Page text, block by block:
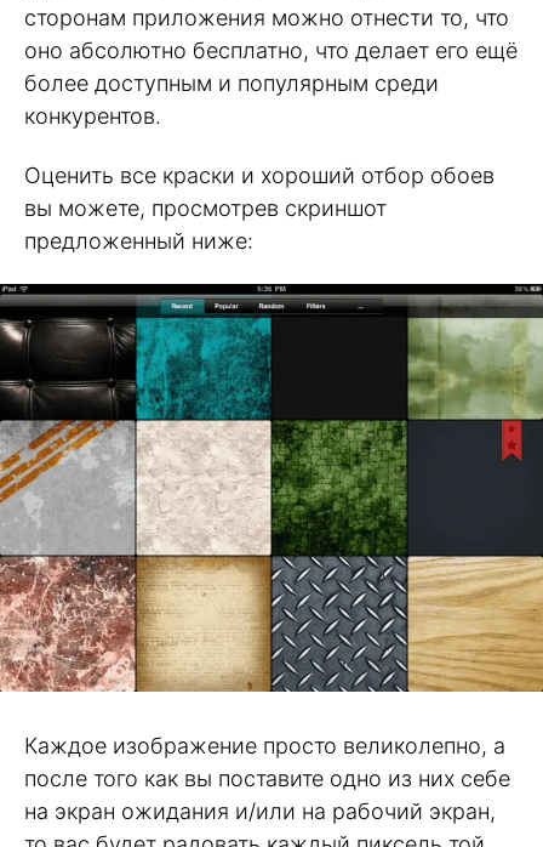
сторонам приложения можно отнести то, что
оно абсолютно бесплатно, что делает его ещё
более доступным и популярным среди
конкурентов.
Оценить все краски и хороший отбор обоев
вы можете, просмотрев скриншот
предложенный ниже:
Каждое изображение просто великолепно, а
после того как вы поставите одно из них себе
на экран ожидания и/или на рабочий экран,